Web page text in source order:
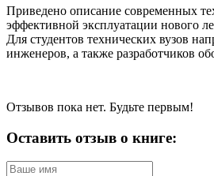
Приведено описание современных
эффективной эксплуатации нового
Для студентов технических вузов
инженеров, а также разработчиков
Отзывов пока нет. Будьте первым!
Оставить отзыв о книге: